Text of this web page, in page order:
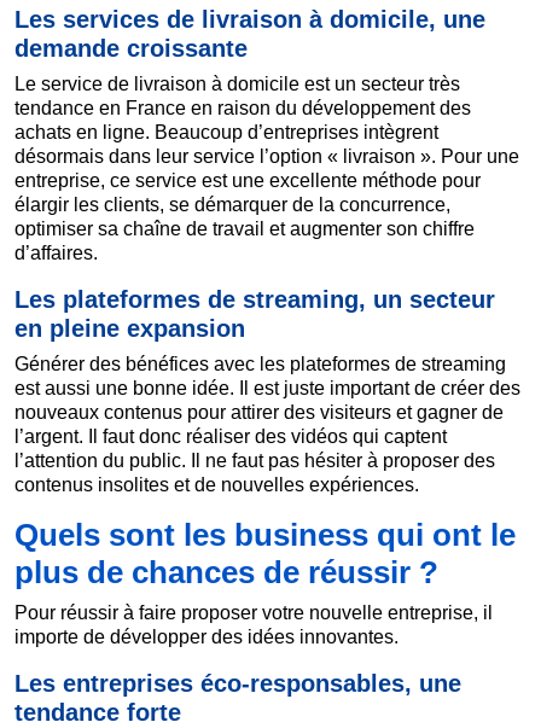
Les services de livraison à domicile, une
demande croissante
Le service de livraison à domicile est un secteur très
tendance en France en raison du développement des
achats en ligne. Beaucoup d’entreprises intègrent
désormais dans leur service l’option « livraison ». Pour une
entreprise, ce service est une excellente méthode pour
élargir les clients, se démarquer de la concurrence,
optimiser sa chaîne de travail et augmenter son chiffre
d’affaires.
Les plateformes de streaming, un secteur
en pleine expansion
Générer des bénéfices avec les plateformes de streaming
est aussi une bonne idée. Il est juste important de créer des
nouveaux contenus pour attirer des visiteurs et gagner de
l’argent. Il faut donc réaliser des vidéos qui captent
l’attention du public. Il ne faut pas hésiter à proposer des
contenus insolites et de nouvelles expériences.
Quels sont les business qui ont le
plus de chances de réussir ?
Pour réussir à faire proposer votre nouvelle entreprise, il
importe de développer des idées innovantes.
Les entreprises éco-responsables, une
tendance forte